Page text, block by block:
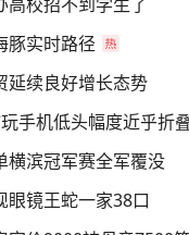
豚实时路径
延续良好增长态势
手机低头幅度近乎折
横滨冠军赛全军覆没
眼镜王蛇一家38口